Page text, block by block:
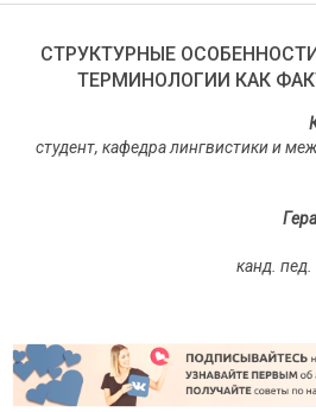
СТРУКТУРНЫЕ
ТЕРМИНОЛОГИИ КАК
студент, кафедра лингвистики и
канд.